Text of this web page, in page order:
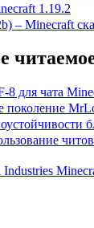
1.19.2
– Minecraft
для чата
поколение